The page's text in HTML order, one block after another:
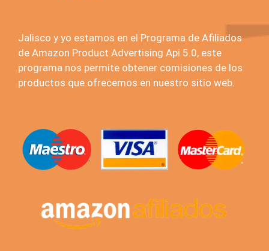
Jalisco y yo estamos en el Programa de Afiliados
de Amazon Product Advertising Api 5.0, este
programa nos permite obtener comisiones de los
productos que ofrecemos en nuestro sitio web.